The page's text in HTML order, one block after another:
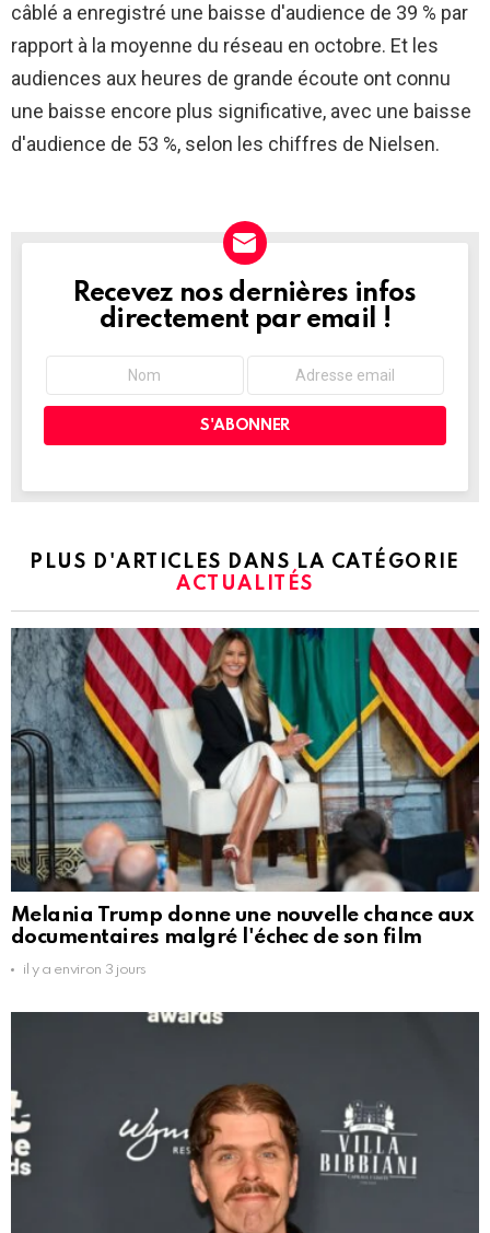
câblé a enregistré une baisse d'audience de 39 % par
rapport à la moyenne du réseau en octobre. Et les
audiences aux heures de grande écoute ont connu
une baisse encore plus significative, avec une baisse
d'audience de 53 %, selon les chiffres de Nielsen.
NEWSLETTER
Recevez nos dernières infos
directement par email !
PLUS D'ARTICLES DANS LA CATÉGORIE
ACTUALITÉS
Melania Trump donne une nouvelle chance aux
documentaires malgré l'échec de son film
il y a environ 3 jours